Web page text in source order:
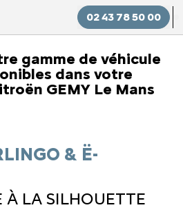
02 43 78 50 00
gamme de véhicule
dans votre
GEMY Le Mans
& Ë-
À LA SILHOUETTE